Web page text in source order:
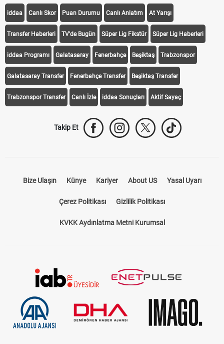
iddaa Canlı Skor Puan Durumu Canlı Anlatım At Yarışı
Transfer Haberleri TV'de Bugün Süper Lig Fikstür Süper Lig Haberleri
iddaa Programı Galatasaray Fenerbahçe Beşiktaş Trabzonspor
Galatasaray Transfer Fenerbahçe Transfer Beşiktaş Transfer
Trabzonspor Transfer Canlı İzle iddaa Sonuçları Aktif Sayaç
Takip Et
Bize Ulaşın Künye Kariyer About US Yasal Uyarı
Çerez Politikası Gizlilik Politikası
KVKK Aydınlatma Metni Kurumsal